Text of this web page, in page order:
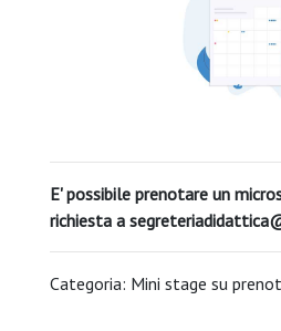
E' possibile prenotare un
richiesta a
Categoria: Mini stage su